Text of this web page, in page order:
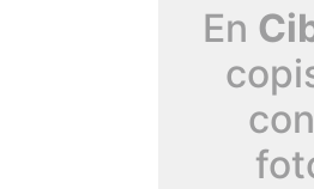
En